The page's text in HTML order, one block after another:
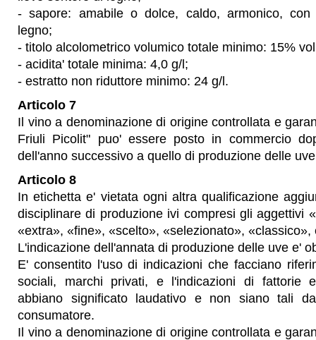
- sapore: amabile o dolce, caldo, armonico, con
legno;
- titolo alcolometrico volumico totale minimo: 15%
- acidita' totale minima: 4,0 g/l;
- estratto non riduttore minimo: 24 g/l.
Articolo 7
Il vino a denominazione di origine controllata e
Friuli Picolit" puo' essere posto in commercio
dell'anno successivo a quello di produzione delle
Articolo 8
In etichetta e' vietata ogni altra qualificazione
disciplinare di produzione ivi compresi gli aggettivi
«extra», «fine», «scelto», «selezionato», «classico»,
L'indicazione dell'annata di produzione delle uve e'
E' consentito l'uso di indicazioni che facciano
sociali, marchi privati, e l'indicazioni di fattorie
abbiano significato laudativo e non siano tali
consumatore.
Il vino a denominazione di origine controllata e